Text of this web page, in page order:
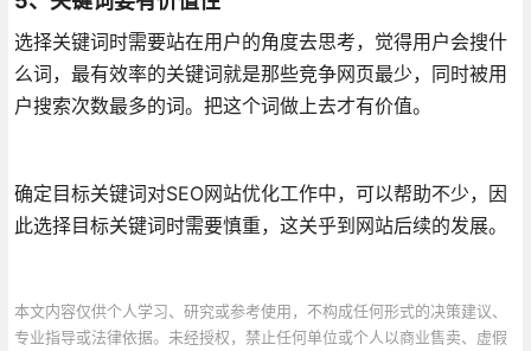
选择关键词时需要站在用户的角度去思考，觉得用户会搜什
么词，最有效率的关键词就是那些竞争网页最少，同时被用
户搜索次数最多的词。把这个词做上去才有价值。
确定目标关键词对SEO网站优化工作中，可以帮助不少，因
此选择目标关键词时需要慎重，这关乎到网站后续的发展。
本文内容仅供个人学习、研究或参考使用，不构成任何形式的决策建议、
专业指导或法律依据。未经授权，禁止任何单位或个人以商业售卖、虚假